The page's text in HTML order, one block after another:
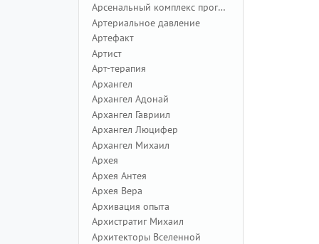
Арсенальный комплекс программ
Артериальное давление
Артефакт
Артист
Арт-терапия
Архангел
Архангел Адонай
Архангел Гавриил
Архангел Люцифер
Архангел Михаил
Архея
Архея Антея
Архея Вера
Архивация опыта
Архистратиг Михаил
Архитекторы Вселенной